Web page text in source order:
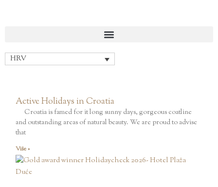
HRV
Active Holidays in Croatia
Croatia is famed for it long sunny days, gorgeous coatline
and outstanding areas of natural beauty. We are proud to advise
that
Više »
a
e
a
e